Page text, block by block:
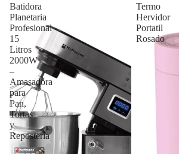
Batidora
Planetaria
Profesional
15
Litros
2000W
–
Amasadora
para
Pan,
Tortas
y
Repostería
Termo
Hervidor
Portatil
Rosado